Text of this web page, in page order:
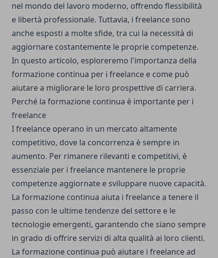
nel mondo del lavoro moderno, offrendo flessibilità
e libertà professionale. Tuttavia, i freelance sono
anche esposti a molte sfide, tra cui la necessità di
aggiornare costantemente le proprie competenze.
In questo articolo, esploreremo l'importanza della
formazione continua per i freelance e come può
aiutare a migliorare le loro prospettive di carriera.
Perché la formazione continua è importante per i
freelance
I freelance operano in un mercato altamente
competitivo, dove la concorrenza è sempre in
aumento. Per rimanere rilevanti e competitivi, è
essenziale per i freelance mantenere le proprie
competenze aggiornate e sviluppare nuove capacità.
La formazione continua aiuta i freelance a tenere il
passo con le ultime tendenze del settore e le
tecnologie emergenti, garantendo che siano sempre
in grado di offrire servizi di alta qualità ai loro clienti.
La formazione continua può aiutare i freelance ad